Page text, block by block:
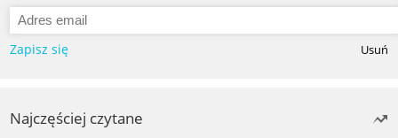
Zapisz się Usuń
Najczęściej czytane